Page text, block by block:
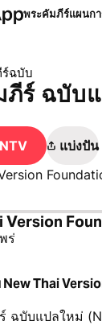
พระคัมภีร์แผนก
ฉบับ
ร์ ฉบับ
แบ่งปัน
Version
ร่
Thai
ฉบับแปลใหม่